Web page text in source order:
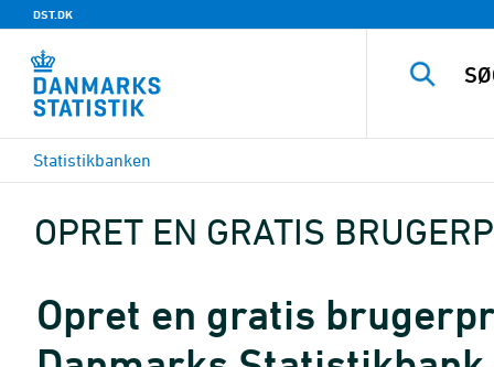
DST.DK
Statistikbanken
OPRET EN GRATIS
Opret en gratis